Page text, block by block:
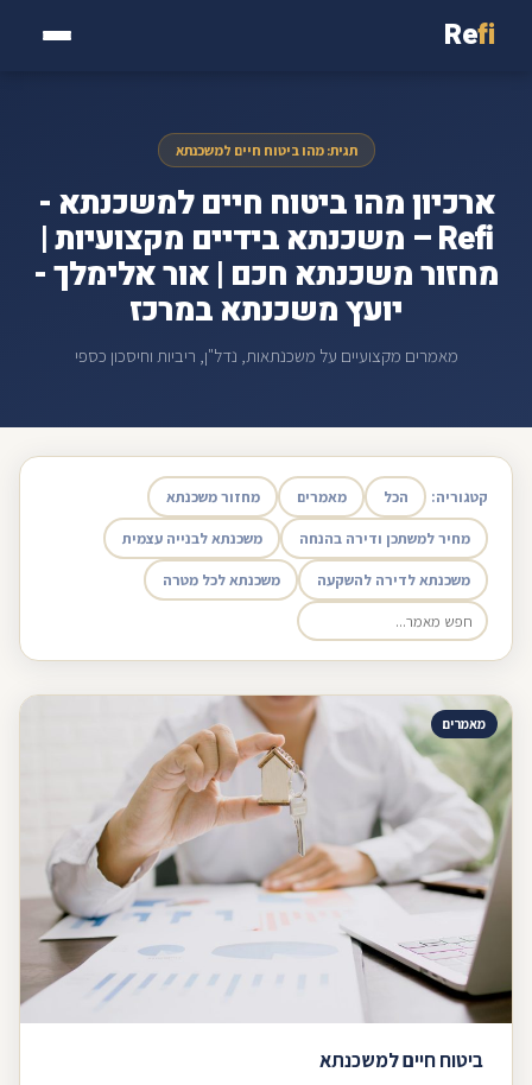
Refi
תגית: מהו ביטוח חיים למשכנתא
ארכיון מהו ביטוח חיים למשכנתא -
Refi – משכנתא בידיים מקצועיות |
מחזור משכנתא חכם | אור אלימלך -
יועץ משכנתא במרכז
מאמרים מקצועיים על משכנתאות, נדל"ן, ריביות וחיסכון כספי
קטגוריה: הכל מאמרים מחזור משכנתא
מחיר למשתכן ודירה בהנחה משכנתא לבנייה עצמית
משכנתא לדירה להשקעה משכנתא לכל מטרה
מאמרים
ביטוח חיים למשכנתא